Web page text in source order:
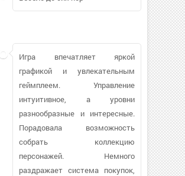
Игра впечатляет яркой
графикой и увлекательным
геймплеем. Управление
интуитивное, а уровни
разнообразные и интересные.
Порадовала возможность
собрать коллекцию
персонажей. Немного
раздражает система покупок,